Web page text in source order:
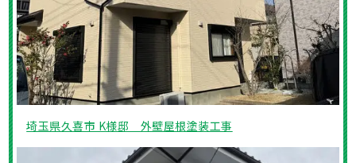
埼玉県久喜市 K様邸 外壁屋根塗装工事